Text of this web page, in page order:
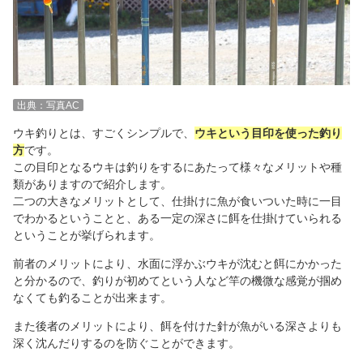
出典：写真AC
ウキ釣りとは、すごくシンプルで、 ウキという目印を使った釣り
方です。
この目印となるウキは釣りをするにあたって様々なメリットや種
類がありますので紹介します。
二つの大きなメリットとして、仕掛けに魚が食いついた時に一目
でわかるということと、ある一定の深さに餌を仕掛けていられる
ということが挙げられます。
前者のメリットにより、水面に浮かぶウキが沈むと餌にかかった
と分かるので、釣りが初めてという人など竿の機微な感覚が掴め
なくても釣ることが出来ます。
また後者のメリットにより、餌を付けた針が魚がいる深さよりも
深く沈んだりするのを防ぐことができます。